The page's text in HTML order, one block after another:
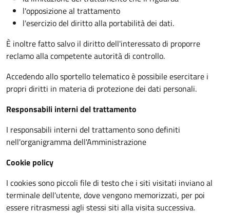
l'opposizione al trattamento
l'esercizio del diritto alla portabilità dei dati.
È inoltre fatto salvo il diritto dell'interessato di proporre
reclamo alla competente autorità di controllo.
Accedendo allo sportello telematico è possibile esercitare i
propri diritti in materia di protezione dei dati personali.
Responsabili interni del trattamento
I responsabili interni del trattamento sono definiti
nell'organigramma dell'Amministrazione
Cookie policy
I cookies sono piccoli file di testo che i siti visitati inviano al
terminale dell'utente, dove vengono memorizzati, per poi
essere ritrasmessi agli stessi siti alla visita successiva.